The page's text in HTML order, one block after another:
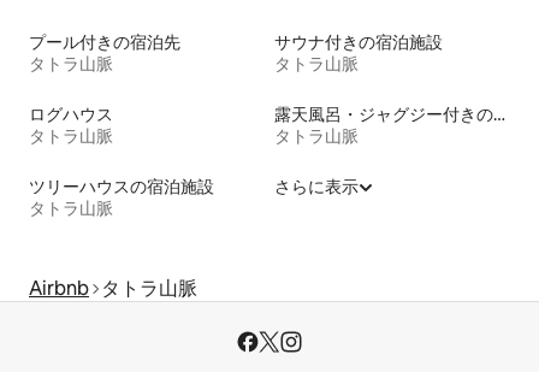
プール付きの宿泊先
タトラ山脈
サウナ付きの宿泊施設
タトラ山脈
ログハウス
タトラ山脈
露天風呂・ジャグジー付きの宿泊施設
タトラ山脈
ツリーハウスの宿泊施設
タトラ山脈
さらに表示
Airbnb タトラ山脈